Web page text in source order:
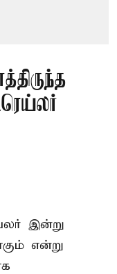
இன்று
என்று